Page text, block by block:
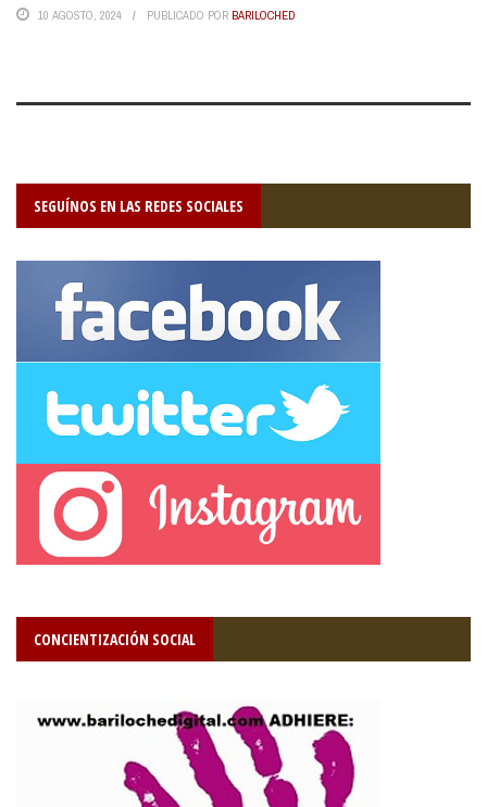
10 AGOSTO, 2024 PUBLICADO POR BARILOCHED
SEGUÍNOS EN LAS REDES SOCIALES
CONCIENTIZACIÓN SOCIAL